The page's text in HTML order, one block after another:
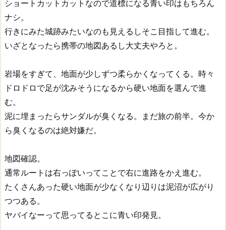
ショートカットカットなので道標になる青い印はもちろん
ナシ。
行きにみた城跡みたいなのも見えるしそこ目指して進む。
いざとなったら携帯の地図あるし大丈夫やろと。
岩場をすぎて、地面が少しずつ柔らかくなってくる。時々
ドロドロで足が沈みそうになるから硬い地面を選んで進
む。
泥に埋まったらサンダルが臭くなる。まだ旅の前半。今か
ら臭くなるのは絶対嫌だ。
地図確認。
通常ルートは右っぽいってことで右に進路をかえ進む。
たくさんあった硬い地面が少なくなり辺りは泥沼が広がり
つつある。
ヤバイなーって思ってるとこに青い印発見。